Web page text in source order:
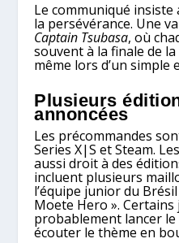
Le communiqué insiste
la persévérance. Une
Captain Tsubasa, où
souvent à la finale de
même lors d’un simple
Plusieurs
annoncées
Les précommandes
Series X|S et Steam.
aussi droit à des
incluent plusieurs
l’équipe junior du
Moete Hero ».
probablement lancer
écouter le thème en